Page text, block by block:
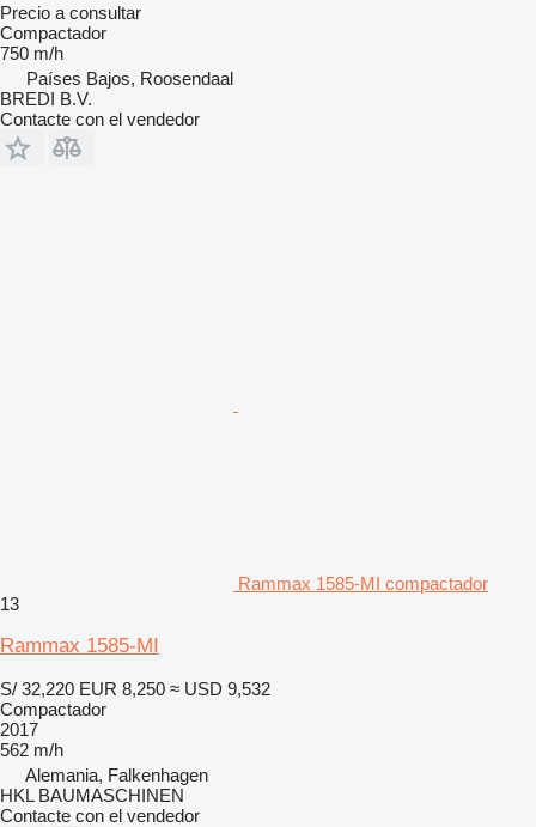
Precio a consultar
Compactador
750 m/h
Países Bajos, Roosendaal
BREDI B.V.
Contacte con el vendedor
Rammax 1585-MI compactador
13
Rammax 1585-MI
S/ 32,220 EUR 8,250 ≈ USD 9,532
Compactador
2017
562 m/h
Alemania, Falkenhagen
HKL BAUMASCHINEN
Contacte con el vendedor